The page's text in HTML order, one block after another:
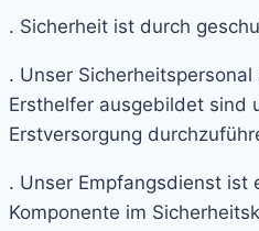
. Sicherheit ist durch
. Unser
Ersthelfer ausgebildet sind
Erstversorgung
. Unser Empfangsdienst ist
Komponente im